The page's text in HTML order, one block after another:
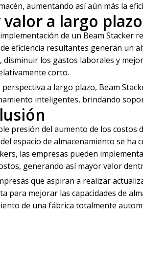
aumentando así aún más la
valor a largo plazo
de un Beam Stacker
eficiencia resultantes generan un
disminuir los gastos laborales y
corto.
perspectiva a largo plazo, Beam
inteligentes, brindando
presión del aumento de los costos
espacio de almacenamiento se
las empresas pueden
generando así mayor valor
que aspiran a realizar
para mejorar las capacidades de
de una fábrica totalmente